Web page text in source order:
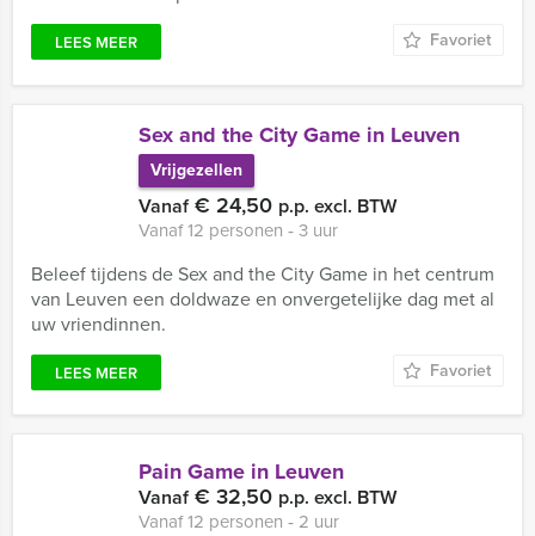
LEES MEER Favoriet
Sex and the City Game in Leuven
Vrijgezellen
Vanaf€ 24,50 p.p. excl. BTW
Vanaf 12 personen ‐ 3 uur
Beleef tijdens de Sex and the City Game in het centrum
van Leuven een doldwaze en onvergetelijke dag met al
uw vriendinnen.
LEES MEER Favoriet
Pain Game in Leuven
Vanaf€ 32,50 p.p. excl. BTW
Vanaf 12 personen ‐ 2 uur